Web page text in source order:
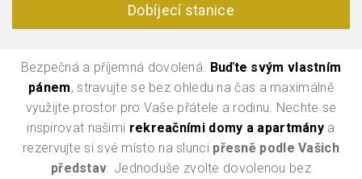
Dobíjecí stanice
Bezpečná a příjemná dovolená. Buďte svým vlastním
pánem, stravujte se bez ohledu na čas a maximálně
využijte prostor pro Vaše přátele a rodinu. Nechte se
inspirovat našimi rekreačními domy a apartmány a
rezervujte si své místo na slunci přesně podle Vašich
představ. Jednoduše zvolte dovolenou bez